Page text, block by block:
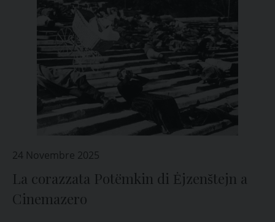
24 Novembre 2025
La corazzata Potëmkin di Ėjzenštejn a
Cinemazero